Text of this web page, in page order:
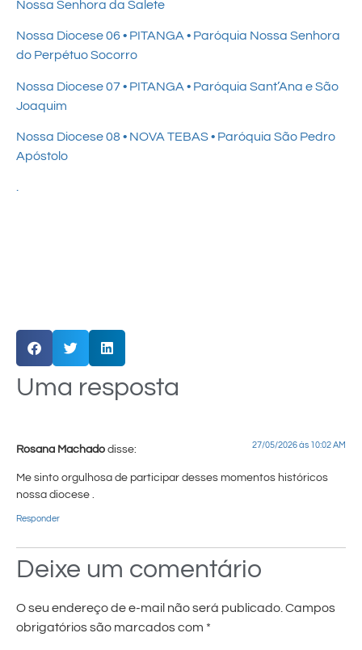
Nossa Senhora da Salete
Nossa Diocese 06 • PITANGA • Paróquia Nossa Senhora
do Perpétuo Socorro
Nossa Diocese 07 • PITANGA • Paróquia Sant’Ana e São
Joaquim
Nossa Diocese 08 • NOVA TEBAS • Paróquia São Pedro
Apóstolo
.
Uma resposta
Rosana Machado disse: 27/05/2026 às 10:02 AM
Me sinto orgulhosa de participar desses momentos históricos
nossa diocese .
Responder
Deixe um comentário
O seu endereço de e-mail não será publicado.Campos
obrigatórios são marcados com *